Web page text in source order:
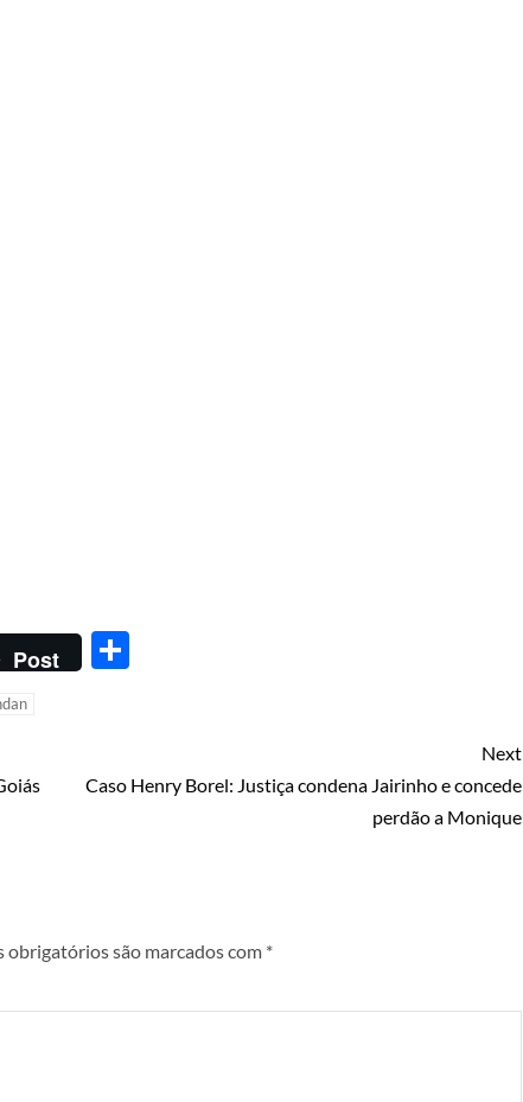
Post
Next
Caso Henry Borel: Justiça condena Jairinho e concede
perdão a Monique
obrigatórios são marcados com *